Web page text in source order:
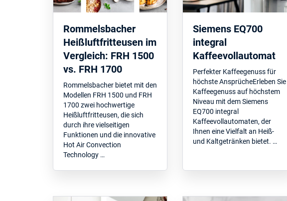
Rommelsbacher
Heißluftfritteusen im
Vergleich: FRH 1500
vs. FRH 1700
Rommelsbacher bietet mit den
Modellen FRH 1500 und FRH
1700 zwei hochwertige
Heißluftfritteusen, die sich
durch ihre vielseitigen
Funktionen und die innovative
Hot Air Convection
Technology …
Siemens EQ700
integral
Kaffeevollautomat
Perfekter Kaffeegenuss für
höchste AnsprücheErleben Sie
Kaffeegenuss auf höchstem
Niveau mit dem Siemens
EQ700 integral
Kaffeevollautomaten, der
Ihnen eine Vielfalt an Heiß-
und Kaltgetränken bietet. …